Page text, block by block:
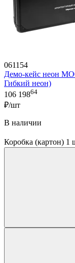
061154
Демо-кейс неон
Гибкий неон)
106 19864
₽/шт
В наличии
Коробка (картон)